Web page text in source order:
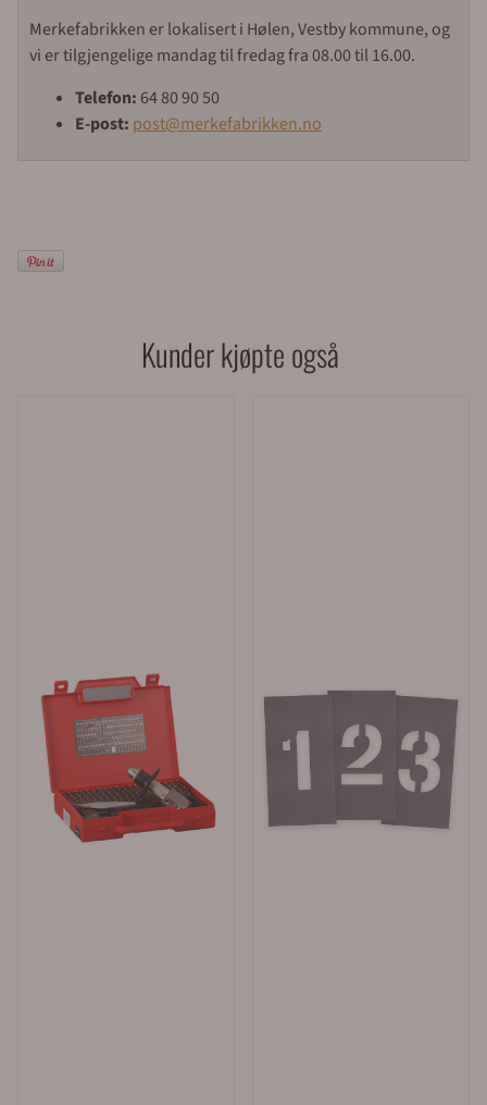
Merkefabrikken er lokalisert i Hølen, Vestby kommune, og
vi er tilgjengelige mandag til fredag fra 08.00 til 16.00.
Telefon: 64 80 90 50
E-post: post@merkefabrikken.no
Kunder kjøpte også